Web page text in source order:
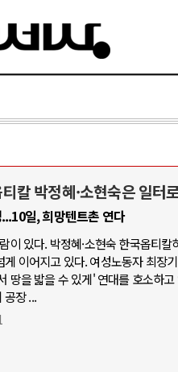
칼 박정혜·소현숙은 일터
일, 희망텐트촌 연다
이 있다. 박정혜·소현숙 한국옵티칼
이어지고 있다. 여성노동자 최장
땅을 밟을 수 있게' 연대를 호소하
공장 ...
러시아-우크라이나
전쟁의 추상화: 우크라이나, 대
EU·우크라이나 드론 협력 직후
나토, 우크라 군사지원 2027년까
러·우크라, 대규모 공습 주고